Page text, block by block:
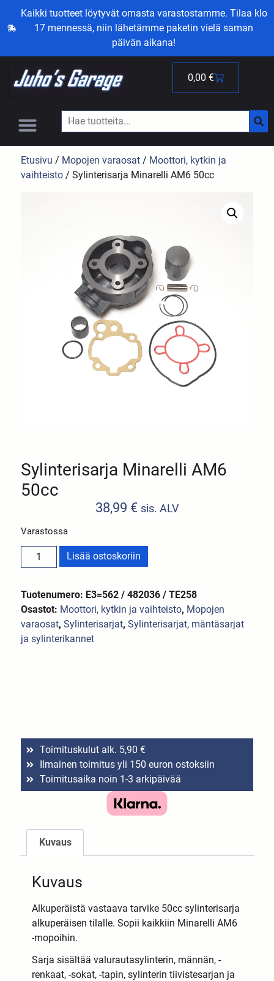
Kaikki tuotteet löytyvät omasta varastostamme. Tilaa klo
17 mennessä, niin lähetämme paketin vielä saman
päivän aikana!
0,00 €
Etusivu / Mopojen varaosat / Moottori, kytkin ja
vaihteisto / Sylinterisarja Minarelli AM6 50cc
Sylinterisarja Minarelli AM6
50cc
38,99 € sis. ALV
Varastossa
Lisää ostoskoriin
Tuotenumero: E3=562 / 482036 / TE258
Osastot: Moottori, kytkin ja vaihteisto, Mopojen
varaosat,Sylinterisarjat,Sylinterisarjat, mäntäsarjat
ja sylinterikannet
Toimituskulut alk. 5,90 €
Ilmainen toimitus yli 150 euron ostoksiin
Toimitusaika noin 1-3 arkipäivää
Kuvaus
Kuvaus
Alkuperäistä vastaava tarvike 50cc sylinterisarja
alkuperäisen tilalle. Sopii kaikkiin Minarelli AM6
-mopoihin.
Sarja sisältää valurautasylinterin, männän, -
renkaat, -sokat, -tapin, sylinterin tiivistesarjan ja